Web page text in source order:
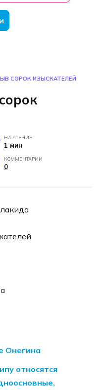
СОРОК ИЗЫСКАТЕЛЕЙ
НА ЧТЕНИЕ
1 мин
КОММЕНТАРИИ
0
Онегина
относятся